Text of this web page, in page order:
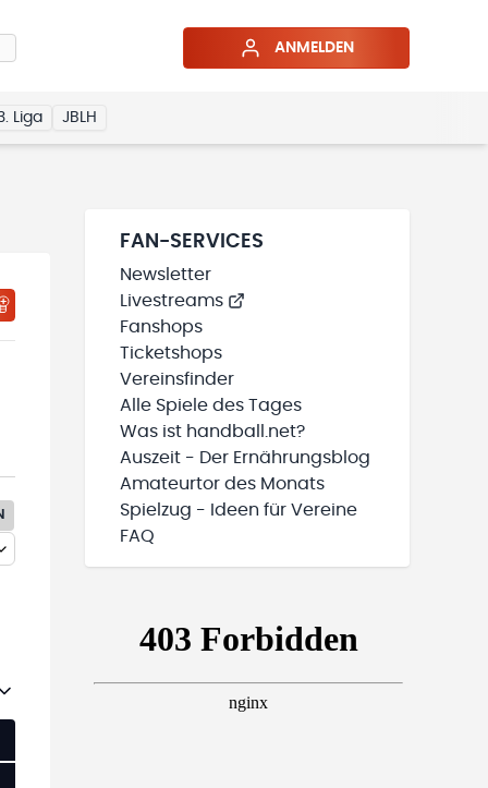
ANMELDEN
Liga JBLH
WIRD GELADEN
TEAMS“ HINZUFÜGEN
FAN-SERVICES
Newsletter
Livestreams
Fanshops
Ticketshops
Vereinsfinder
Alle Spiele des Tages
Was ist handball.net?
Auszeit - Der Ernährungsblog
Amateurtor des Monats
Spielzug - Ideen für Vereine
FAQ